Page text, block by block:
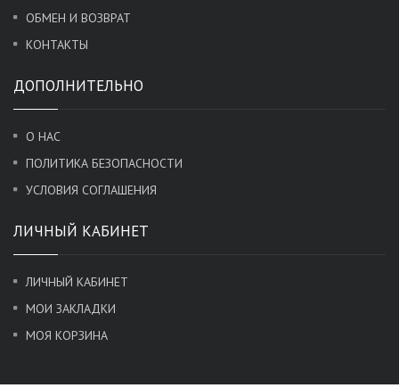
ОБМЕН И ВОЗВРАТ
КОНТАКТЫ
ДОПОЛНИТЕЛЬНО
О НАС
ПОЛИТИКА БЕЗОПАСНОСТИ
УСЛОВИЯ СОГЛАШЕНИЯ
ЛИЧНЫЙ КАБИНЕТ
ЛИЧНЫЙ КАБИНЕТ
МОИ ЗАКЛАДКИ
МОЯ КОРЗИНА